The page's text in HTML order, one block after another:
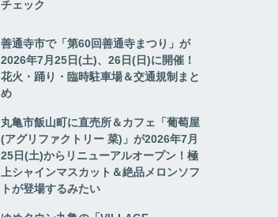
チェック
善通寺市で「第60回善通寺まつり」が
2026年7月25日(土)、26日(日)に開催！
花火・踊り・臨時駐車場＆交通規制まと
め
丸亀市飯山町に直売所＆カフェ「葡萄屋
(アグリファクトリー 菜)」が2026年7月
25日(土)からリニューアルオープン！極
上シャインマスカット＆絶品メロンソフ
トが登場するみたい